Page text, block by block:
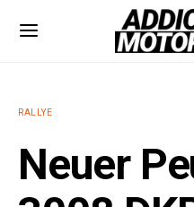
RALLYE
Neuer